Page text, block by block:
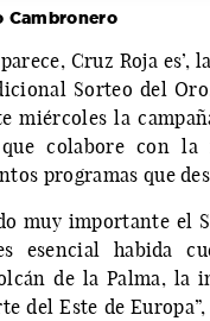
Cambronero
Cruz Roja
Sorteo del
miércoles la
colabore con
programas que
muy importante el
esencial habida
de la Palma, la
del Este de